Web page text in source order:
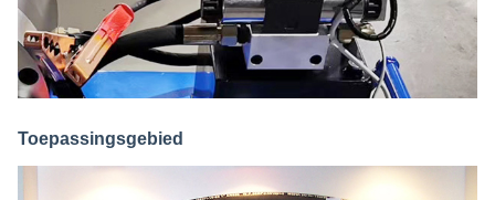
Toepassingsgebied